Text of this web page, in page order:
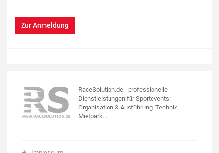
Zur Anmeldung
RaceSolution.de - professionelle
Dienstleistungen für Sportevents:
Organisation & Ausführung, Technik
Mietpark...